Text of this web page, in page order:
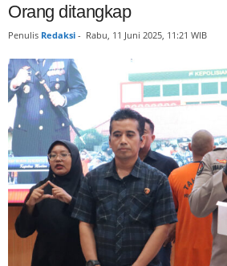
Orang ditangkap
Penulis Redaksi - Rabu, 11 Juni 2025, 11:21 WIB